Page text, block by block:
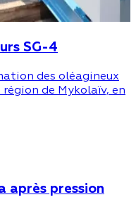
SG-4
des oléagineux
de Mykolaïv, en
après pression